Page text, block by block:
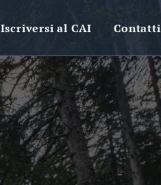
Iscriversi al CAI Contatti